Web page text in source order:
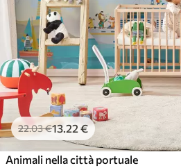
22.03€13.22 €
Animali nella città portuale